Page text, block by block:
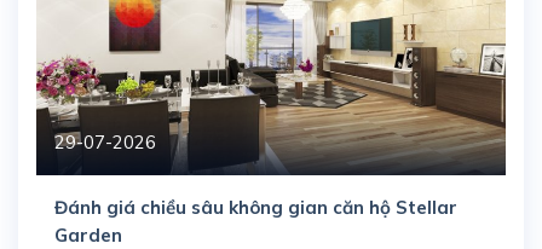
29-07-2026
Đánh giá chiều sâu không gian căn hộ Stellar
Garden